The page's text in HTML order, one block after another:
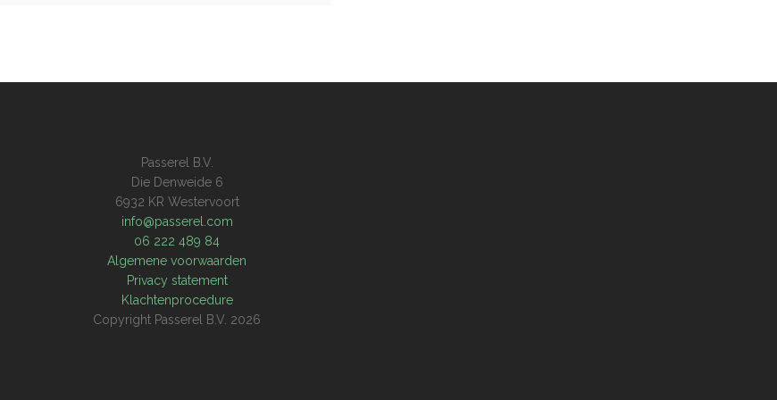
Passerel B.V.
Die Denweide 6
6932 KR Westervoort
info@passerel.com
06 222 489 84
Algemene voorwaarden
Privacy statement
Klachtenprocedure
Copyright Passerel B.V. 2026